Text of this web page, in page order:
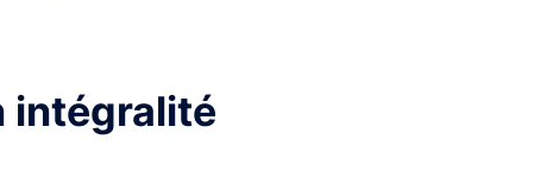
intégralité